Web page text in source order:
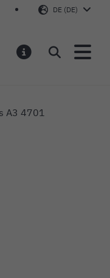
DE (DE)
Airport
Suchen
A3 4701